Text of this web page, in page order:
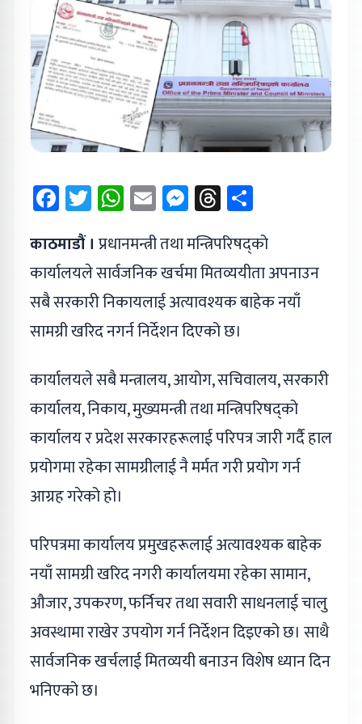
Facebook
Twitter
WhatsApp
EmailMessenger
Threads
काठमाडौं । प्रधानमन्त्री तथा मन्त्रिपरिषद्को
कार्यालयले सार्वजनिक खर्चमा मितव्ययीता अपनाउन
सबै सरकारी निकायलाई अत्यावश्यक बाहेक नयाँ
सामग्री खरिद नगर्न निर्देशन दिएको छ।
कार्यालयले सबै मन्त्रालय, आयोग, सचिवालय, सरकारी
कार्यालय, निकाय, मुख्यमन्त्री तथा मन्त्रिपरिषद्को
कार्यालय र प्रदेश सरकारहरूलाई परिपत्र जारी गर्दै हाल
प्रयोगमा रहेका सामग्रीलाई नै मर्मत गरी प्रयोग गर्न
आग्रह गरेको हो।
परिपत्रमा कार्यालय प्रमुखहरूलाई अत्यावश्यक बाहेक
नयाँ सामग्री खरिद नगरी कार्यालयमा रहेका सामान,
औजार, उपकरण, फर्निचर तथा सवारी साधनलाई चालु
अवस्थामा राखेर उपयोग गर्न निर्देशन दिइएको छ। साथै
सार्वजनिक खर्चलाई मितव्ययी बनाउन विशेष ध्यान दिन
भनिएको छ।